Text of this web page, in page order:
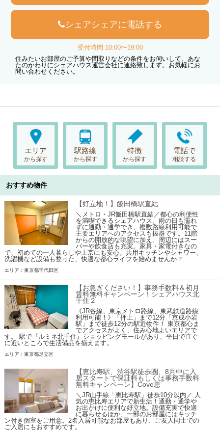
シェアシェアに電話する
受付時間 10:00〜19:00
住みたいお部屋のご予算や間取りなどの条件をお伺いして、あな
たのかわりにシェアハウス運営会社に連絡致します。お気軽にお
問い合わせください。
エリア
から探す
駅路線
から探す
特徴
から探す
電話で
相談する
おすすめ物件
【好立地！】飯田橋駅直結
＼メトロ・JR飯田橋駅直結／都心の利便性
を満喫できるシェアハウス。雨の日も濡れ
ずに通勤・通学でき、複数路線利用可能で
主要エリアへのアクセスも抜群です。11階
からの開放的な眺望に加え、周辺にはスー
パーや飲食店も充実。家具・家電付きなの
で、初めての一人暮らしや上京にも安心。共用キッチンやシャワー、
洗濯機など設備も整った、快適な都心ライフを始めませんか？
エリア：東京都千代田区
【お急ぎください！】事務手数料＆初月
賃料無料キャンペーン！シェアハウス北
千住２
《JR各線、東京メトロ路線、東武鉄道路線
利用可能！》「押上」まで12分「京成小岩
駅」まで徒歩12分の駅近物件！ 東京都心ま
でアクセスがよく、住み心地よいエリアで
す。 駅で『ルミネ北千住』ショッピングモールがあり、平日で直ぐ
に近いところで生活備品を揃えます。
エリア：東京都足立区
【恵比寿駅、渋谷駅徒歩圏、8月中に入
居スタートで保証料もしくは事務手数料
無料キャンペーン】Cove恵
＼JR山手線「恵比寿駅」徒歩10分以内／ 人
気の恵比寿エリアで新生活！通勤・通学や
お出かけに便利な好立地。設備充実で快適
に暮らせるほか、一部のお部屋にはキッチ
ン付き個室をご用意。2名入居可能なお部屋もあり、ご友人同士での
ご入居にもおすすめです。